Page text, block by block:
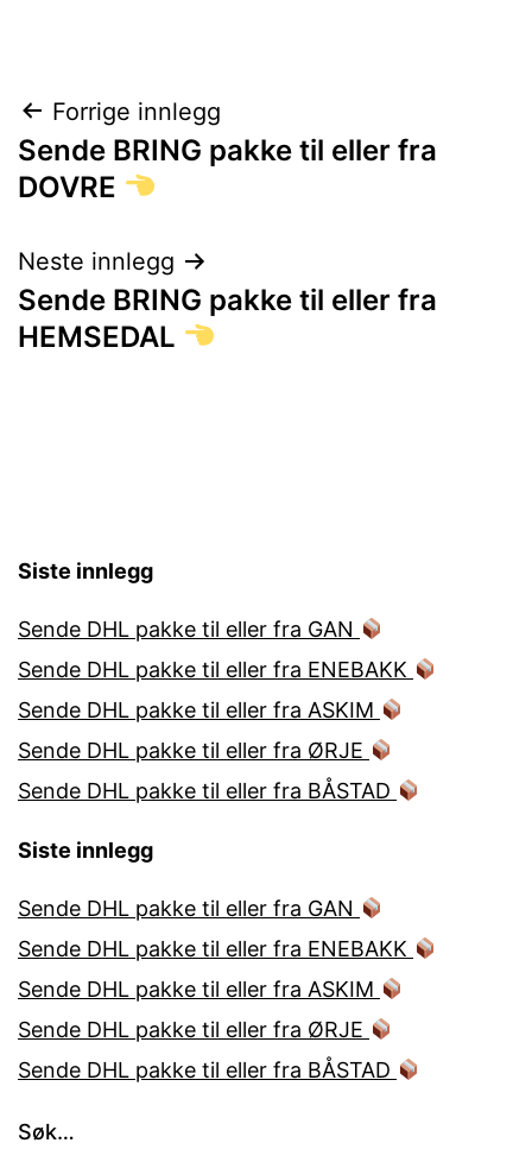
Innleggsnavigasjon
Forrige innlegg
Sende BRING pakke til eller fra
DOVRE
Neste innlegg
Sende BRING pakke til eller fra
HEMSEDAL
Siste innlegg
Sende DHL pakke til eller fra GAN
Sende DHL pakke til eller fra ENEBAKK
Sende DHL pakke til eller fra ASKIM
Sende DHL pakke til eller fra ØRJE
Sende DHL pakke til eller fra BÅSTAD
Siste innlegg
Sende DHL pakke til eller fra GAN
Sende DHL pakke til eller fra ENEBAKK
Sende DHL pakke til eller fra ASKIM
Sende DHL pakke til eller fra ØRJE
Sende DHL pakke til eller fra BÅSTAD
Søk…